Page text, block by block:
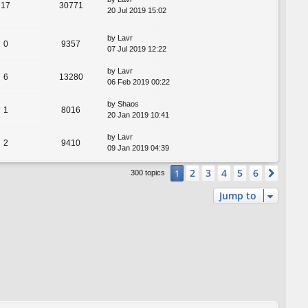
17 30771
20 Jul 2019 15:02
0 9357
by Lavr
07 Jul 2019 12:22
6 13280
by Lavr
06 Feb 2019 00:22
1 8016
by Shaos
20 Jan 2019 10:41
2 9410
by Lavr
09 Jan 2019 04:39
300 topics 1 2 3 4 5 6
Jump to